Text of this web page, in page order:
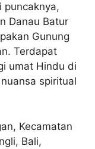
puncaknya,
Danau Batur
Gunung
Terdapat
umat Hindu di
spiritual
Kecamatan
Bali,